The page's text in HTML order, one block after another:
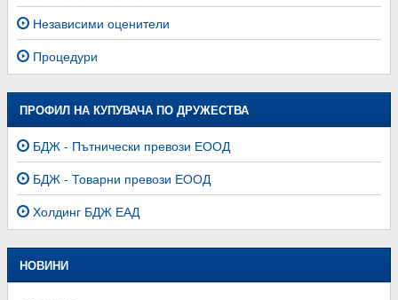
Независими оценители
Процедури
ПРОФИЛ НА КУПУВАЧА ПО ДРУЖЕСТВА
БДЖ - Пътнически превози ЕООД
БДЖ - Товарни превози ЕООД
Холдинг БДЖ ЕАД
НОВИНИ